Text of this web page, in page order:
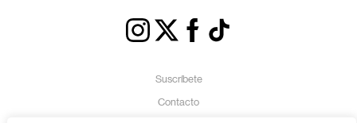
Suscríbete
Contacto